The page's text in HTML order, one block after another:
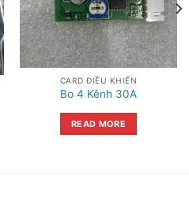
CARD ĐIỀU KHIỂN
Bo 4 Kênh 30A
READ MORE